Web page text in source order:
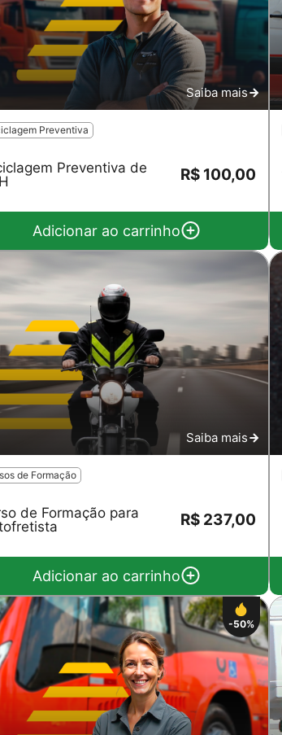
Saiba mais
Preventiva
Preventiva de
R$ 100,00
Adicionar ao carrinho
Saiba mais
de Formação
de Formação para
R$ 237,00
Adicionar ao carrinho
-50%